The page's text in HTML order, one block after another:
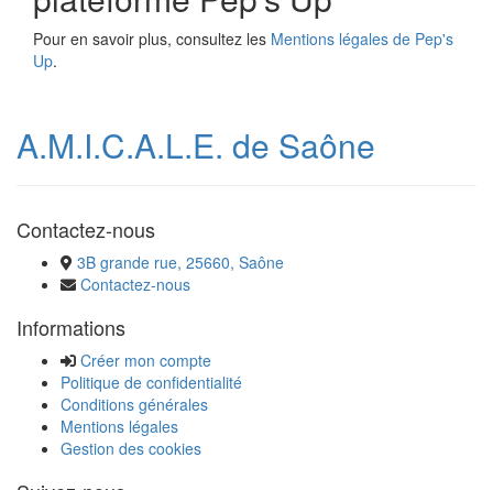
Pour en savoir plus, consultez les Mentions légales de Pep's
Up.
A.M.I.C.A.L.E. de Saône
Contactez-nous
3B grande rue, 25660, Saône
Contactez-nous
Informations
Créer mon compte
Politique de confidentialité
Conditions générales
Mentions légales
Gestion des cookies